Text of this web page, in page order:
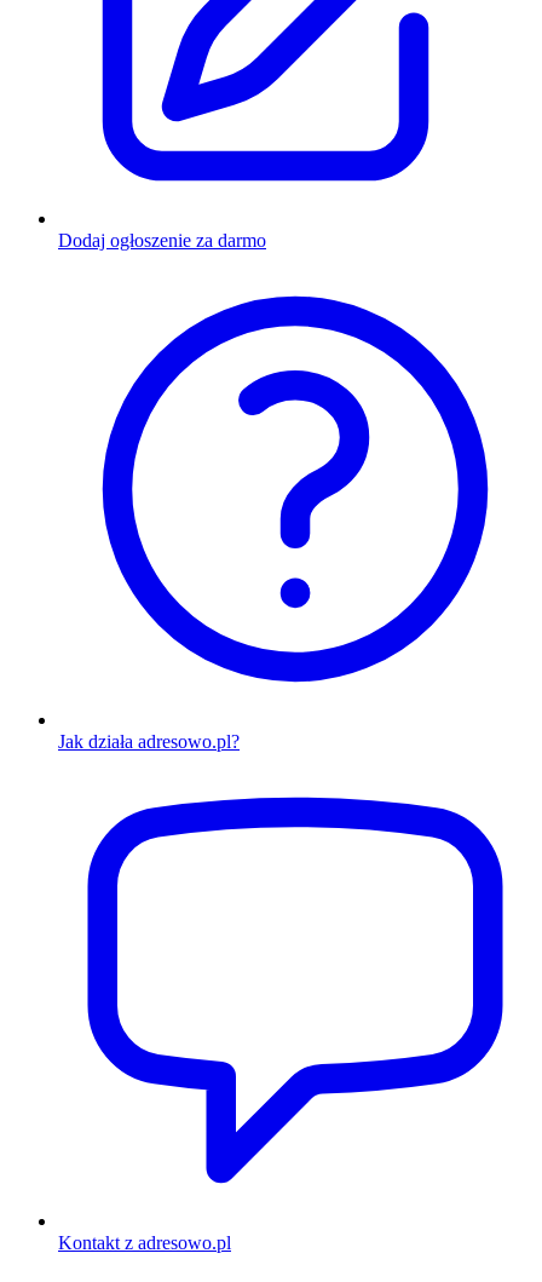
Dodaj ogłoszenie za darmo
Jak działa adresowo.pl?
Kontakt z adresowo.pl